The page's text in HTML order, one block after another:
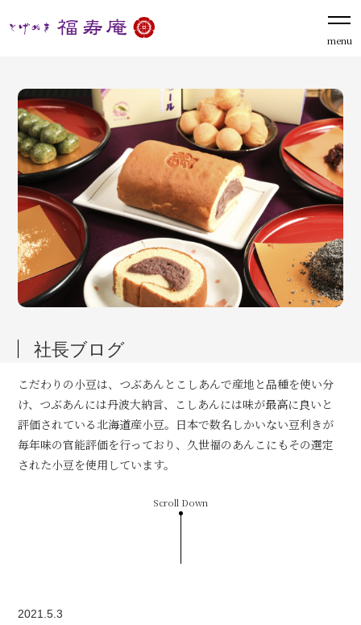
menu
社長ブログ
こだわりの小豆は、つぶあんとこしあんで産地と品種を使い分
け、つぶあんには丹波大納言、こしあんには味が最高に良いと
評価されている北海道産小豆。日本で数名しかいない豆利きが
毎年味の官能評価を行っており、久世福のあんこにもその選定
された小豆を使用しています。
Scroll Down
2021.5.3